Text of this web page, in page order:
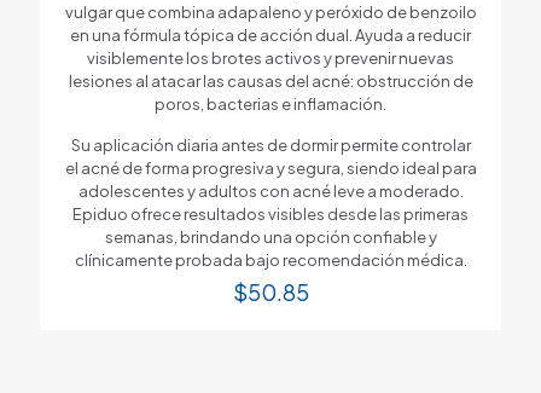
vulgar que combina adapaleno y peróxido de benzoilo
en una fórmula tópica de acción dual. Ayuda a reducir
visiblemente los brotes activos y prevenir nuevas
lesiones al atacar las causas del acné: obstrucción de
poros, bacterias e inflamación.
Su aplicación diaria antes de dormir permite controlar
el acné de forma progresiva y segura, siendo ideal para
adolescentes y adultos con acné leve a moderado.
Epiduo ofrece resultados visibles desde las primeras
semanas, brindando una opción confiable y
clínicamente probada bajo recomendación médica.
$50.85